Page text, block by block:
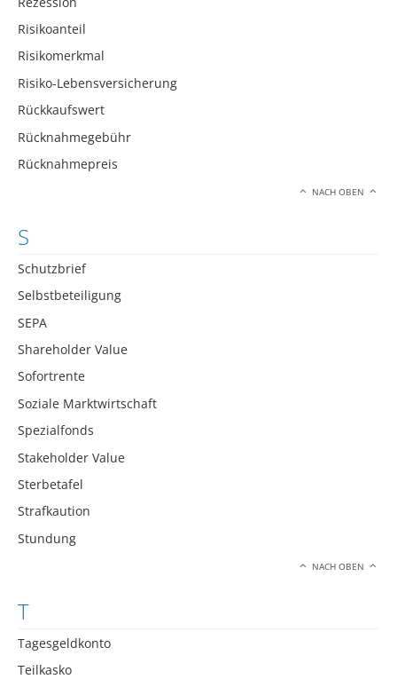
Risikoanteil
Risikomerkmal
Risiko-Lebensversicherung
Rückkaufswert
Rücknahmegebühr
Rücknahmepreis
NACH OBEN
S
Schutzbrief
Selbstbeteiligung
SEPA
Shareholder Value
Sofortrente
Soziale Marktwirtschaft
Spezialfonds
Stakeholder Value
Sterbetafel
Strafkaution
Stundung
NACH OBEN
T
Tagesgeldkonto
Teilkasko